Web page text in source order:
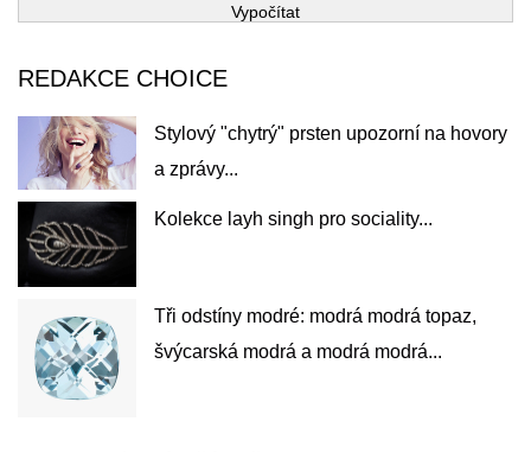
Vypočítat
REDAKCE CHOICE
Stylový "chytrý" prsten upozorní na hovory
a zprávy...
Kolekce layh singh pro sociality...
Tři odstíny modré: modrá modrá topaz,
švýcarská modrá a modrá modrá...